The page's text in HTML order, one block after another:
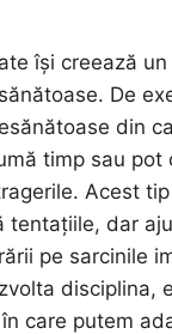
își creează
De
din
timp sau pot
Acest
tentațiile, dar
pe sarcinile
disciplina,
care putem